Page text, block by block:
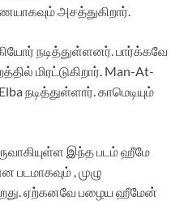
அசத்துகிறார்.
நடித்துள்ளனர். பார்க்கவே
மிரட்டுகிறார். Man-At-
நடித்துள்ளார். காமெடியும்
இந்த படம் ஹீமே
, முழு
ஏற்கனவே பழைய ஹீமேன்